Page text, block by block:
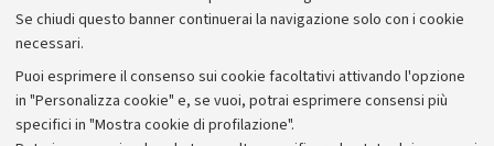
Se chiudi questo banner continuerai la navigazione solo con i cookie
necessari.
Puoi esprimere il consenso sui cookie facoltativi attivando l'opzione
in "Personalizza cookie" e, se vuoi, potrai esprimere consensi più
specifici in "Mostra cookie di profilazione".
Archivio
Comunicati stampa